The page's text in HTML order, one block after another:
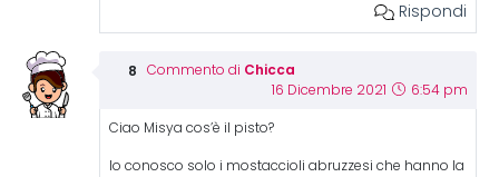
Rispondi
Commento di Chicca
16 Dicembre 2021 6:54 pm
Ciao Misya cos’è il pisto?
Io conosco solo i mostaccioli abruzzesi che hanno la